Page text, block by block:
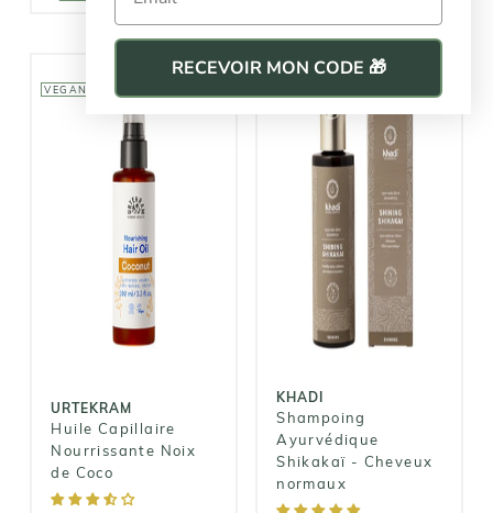
VEGAN
URTEKRAM
Huile Capillaire
Nourrissante Noix
de Coco
URTEKRAM
Huile
Capillaire
Nourrissante
Noix de Coco
KHADI
Shampoing
Ayurvédique
Shikakaï - Cheveux
normaux
KHADI
Shampoing
Ayurvédique
Shikakaï -
Cheveux
normaux
RECEVOIR MON CODE 🎁